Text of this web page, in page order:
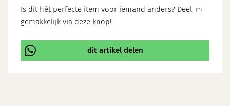
Is dit hét perfecte item voor iemand anders? Deel 'm
gemakkelijk via deze knop!
dit artikel delen